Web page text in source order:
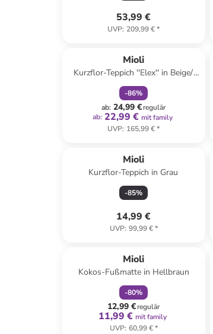
53,99 €
UVP: 209,99 €*
Mioli
Kurzflor-Teppich ''Elex'' in Beige/
Braun
-86%
ab: 24,99 €regulär
ab: 22,99 € mit family
UVP: 165,99 €*
Mioli
Kurzflor-Teppich in Grau
-85%
14,99 €
UVP: 99,99 €*
Mioli
Kokos-Fußmatte in Hellbraun
-80%
12,99 €regulär
11,99 € mit family
UVP: 60,99 €*